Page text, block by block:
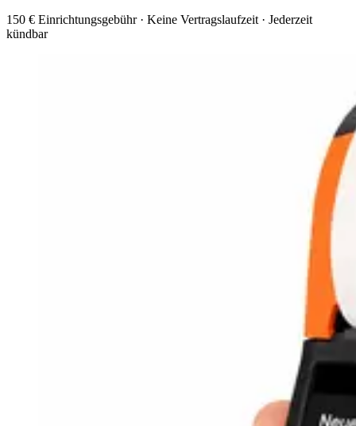
150 € Einrichtungsgebühr · Keine Vertragslaufzeit · Jederzeit
kündbar